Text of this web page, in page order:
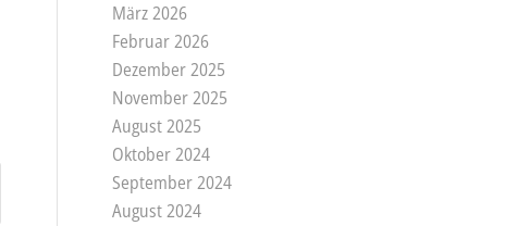
März 2026
Februar 2026
Dezember 2025
November 2025
August 2025
Oktober 2024
September 2024
August 2024